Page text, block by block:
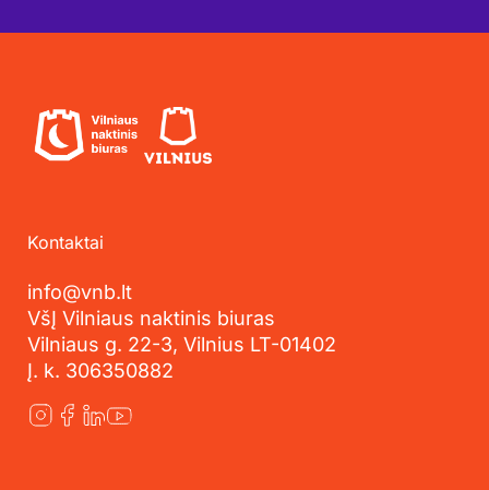
Kontaktai
info@vnb.lt
VšĮ Vilniaus naktinis biuras
Vilniaus g. 22-3, Vilnius LT-01402
Į. k. 306350882